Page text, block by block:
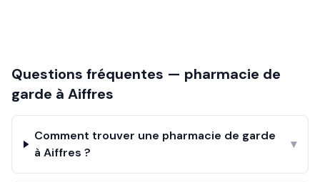
Questions fréquentes — pharmacie de
garde à Aiffres
Comment trouver une pharmacie de garde
à Aiffres ?
▾